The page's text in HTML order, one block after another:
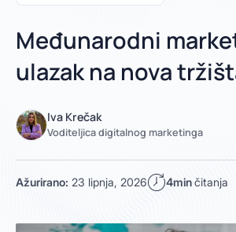
Međunarodni
ulazak na nova
Iva Krečak
Voditeljica digitalnog marketinga
Ažurirano: 23 lipnja, 2026 4minčitanja